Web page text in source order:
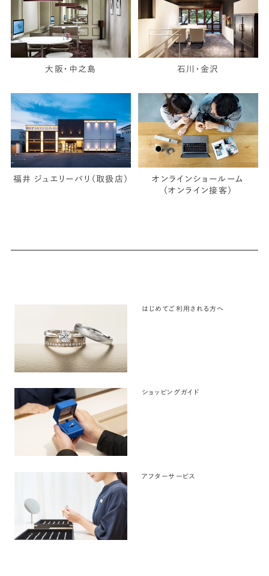
大阪・中之島 石川・金沢
福井 ジュエリーパリ（取扱店）
オンラインショールーム
（オンライン接客）
はじめてご利用される方へ
ショッピングガイド
アフターサービス